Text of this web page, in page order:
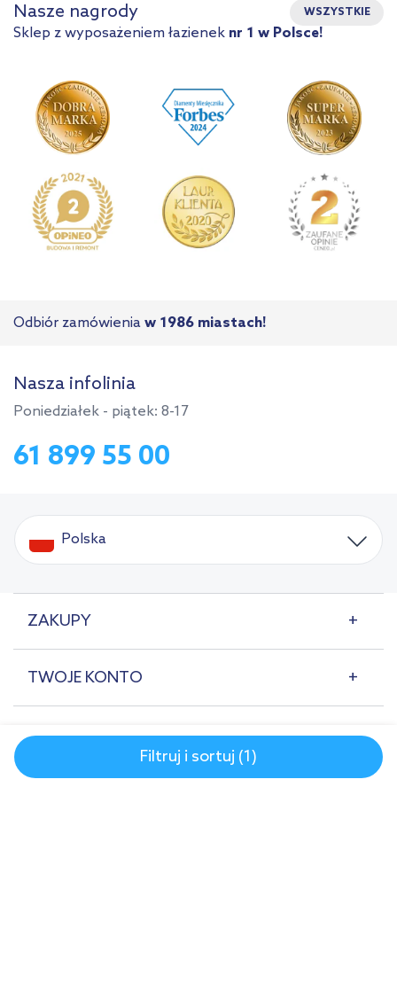
Nasze nagrody WSZYSTKIE
Sklep z wyposażeniem łazienek nr 1 w Polsce!
Odbiór zamówienia w 1986 miastach!
Nasza infolinia
Poniedziałek - piątek: 8-17
61 899 55 00
Polska
ZAKUPY
TWOJE KONTO
POMOC
Filtruj i sortuj (1)